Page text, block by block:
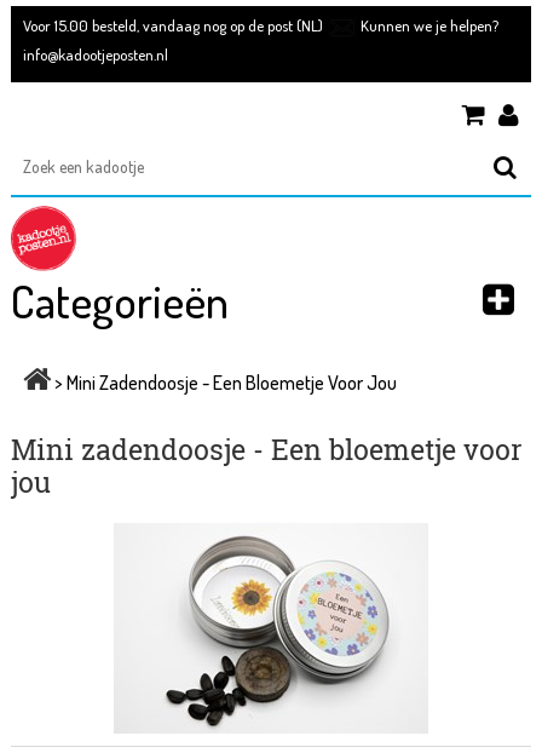
Voor 15.00 besteld, vandaag nog op de post (NL)
Kunnen we je helpen?
info@kadootjeposten.nl
Categorieën
> Mini Zadendoosje - Een Bloemetje Voor Jou
Mini zadendoosje - Een bloemetje voor
jou